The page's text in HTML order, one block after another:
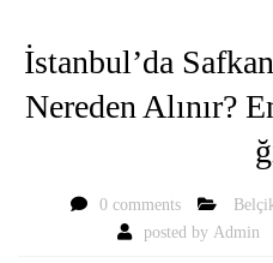
İstanbul’da
Nereden Alınır?
0 comments
posted by Admin